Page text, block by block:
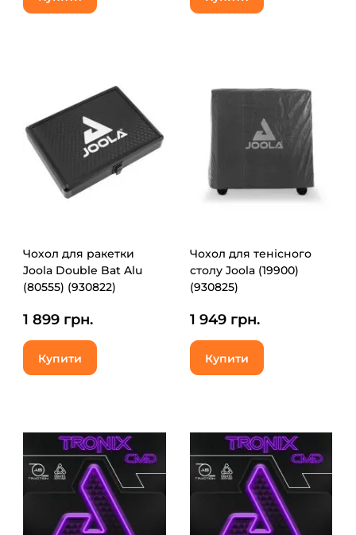
Чохол для ракетки
Joola Double Bat Alu
(80555) (930822)
1 899 грн.
Купити
Чохол для тенісного
столу Joola (19900)
(930825)
1 949 грн.
Купити